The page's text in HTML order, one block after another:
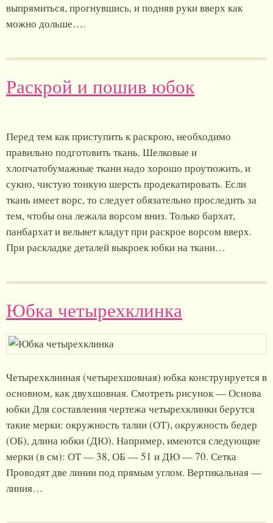
выпрямиться, прогнувшись, и подняв руки вверх как
можно дольше….
Раскрой и пошив юбок
Перед тем как приступить к раскрою, необходимо
правильно подготовить ткань. Шелковые и
хлопчатобумажные ткани надо хорошо проутюжить, и
сукно, чистую тонкую шерсть продекатировать. Если
ткань имеет ворс, то следует обязательно проследить за
тем, чтобы она лежала ворсом вниз. Только бархат,
панбархат и вельвет кладут при раскрое ворсом вверх.
При раскладке деталей выкроек юбки на ткани…
Юбка четырехклинка
Четырехклинная (четырехшовная) юбка конструируется в
основном, как двухшовная. Смотреть рисунок — Основа
юбки Для составления чертежа четырехклинки берутся
такие мерки: окружность талии (ОТ), окружность бедер
(ОБ), длина юбки (ДЮ). Например, имеются следующие
мерки (в см): ОТ — 38, ОБ — 51 и ДЮ — 70. Сетка
Проводят две линии под прямым углом. Вертикальная —
линия…